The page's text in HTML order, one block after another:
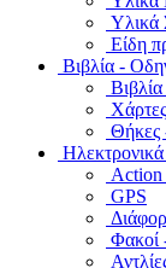
Υλικά
Είδη
Bιβλία -
Χάρτες
Θήκες
Action
GPS
Φακοί